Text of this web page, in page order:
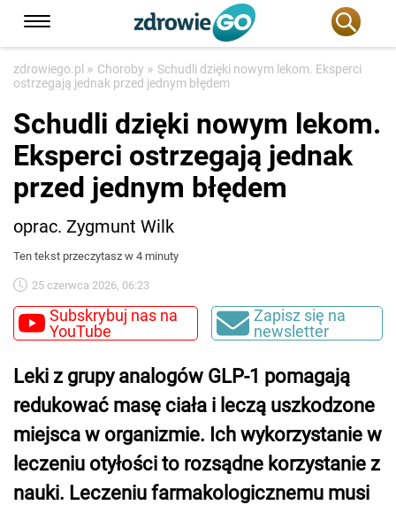
zdrowiego.pl » Choroby » Schudli dzięki nowym lekom. Eksperci
ostrzegają jednak przed jednym błędem
Schudli dzięki nowym lekom.
Eksperci ostrzegają jednak
przed jednym błędem
oprac. Zygmunt Wilk
Ten tekst przeczytasz w 4 minuty
25 czerwca 2026, 06:23
Subskrybuj nas na
YouTube
Zapisz się na
newsletter
Leki z grupy analogów GLP-1 pomagają
redukować masę ciała i leczą uszkodzone
miejsca w organizmie. Ich wykorzystanie w
leczeniu otyłości to rozsądne korzystanie z
nauki. Leczeniu farmakologicznemu musi